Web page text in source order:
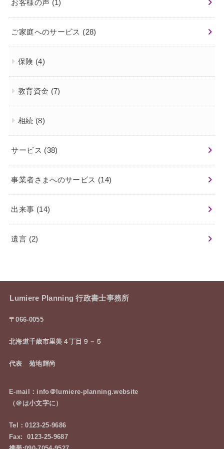
お客様の声 (1)
ご家庭へのサービス (28)
保険 (4)
教育資金 (7)
相続 (8)
サービス (38)
事業者さまへのサービス (14)
出来事 (14)
遺言 (2)
Lumiere Planning 行政書士事務所
〒066-0055
北海道千歳市里美４丁目９－５
代表 菊地輝尚
E-mail：info＠lumiere-planning.website
（＠は小文字に）
Tel：0123-25-9686
Fax: 0123-25-9687